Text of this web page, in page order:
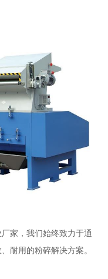
家，我们始终致力于通
耐用的粉碎解决方案。